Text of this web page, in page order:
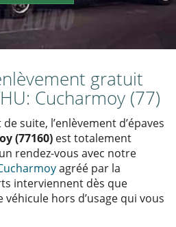
gratuit
Cucharmoy (77)
suite, l’enlèvement d’épaves
(77160) est totalement
rendez-vous avec notre
agréé par la
interviennent dès que
hors d’usage qui vous